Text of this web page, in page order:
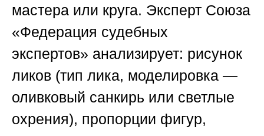
мастера или круга. Эксперт Союза
«Федерация судебных
экспертов» анализирует: рисунок
ликов (тип лика, моделировка —
оливковый санкирь или светлые
охрения), пропорции фигур,